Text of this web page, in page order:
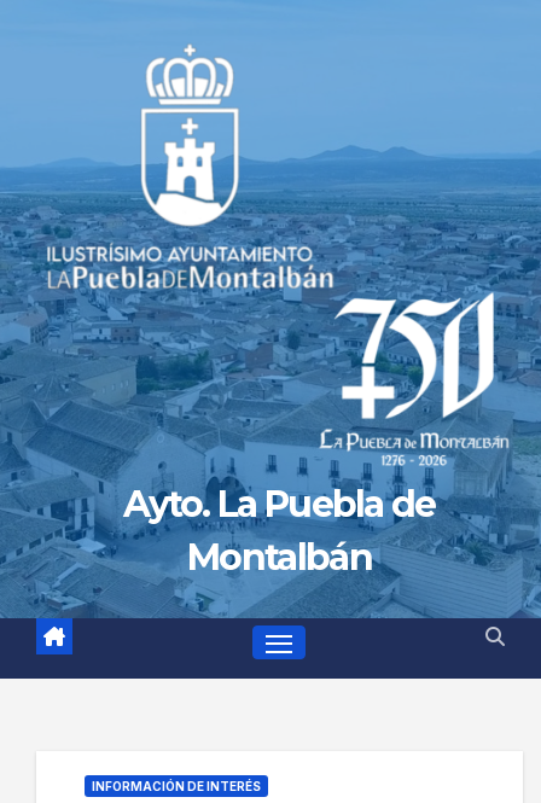
Ayto. La Puebla de
Montalbán
INFORMACIÓN DE INTERÉS